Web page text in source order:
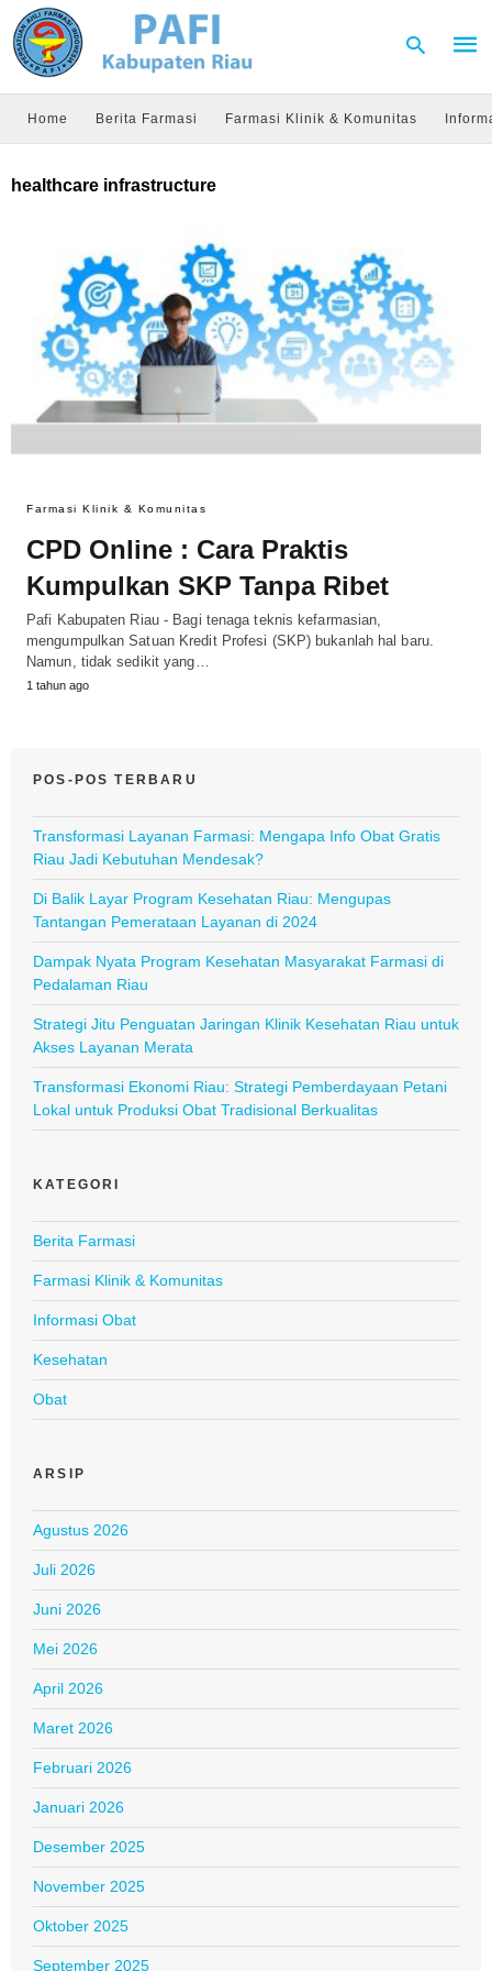
Home Berita Farmasi Farmasi Klinik & Komunitas
healthcare infrastructure
Farmasi Klinik & Komunitas
CPD Online : Cara Praktis
Kumpulkan SKP Tanpa Ribet
Pafi Kabupaten Riau - Bagi tenaga teknis kefarmasian,
mengumpulkan Satuan Kredit Profesi (SKP) bukanlah hal baru.
Namun, tidak sedikit yang…
1 tahun ago
POS-POS TERBARU
Transformasi Layanan Farmasi: Mengapa Info Obat Gratis
Riau Jadi Kebutuhan Mendesak?
Di Balik Layar Program Kesehatan Riau: Mengupas
Tantangan Pemerataan Layanan di 2024
Dampak Nyata Program Kesehatan Masyarakat Farmasi di
Pedalaman Riau
Strategi Jitu Penguatan Jaringan Klinik Kesehatan Riau untuk
Akses Layanan Merata
Transformasi Ekonomi Riau: Strategi Pemberdayaan Petani
Lokal untuk Produksi Obat Tradisional Berkualitas
KATEGORI
Berita Farmasi
Farmasi Klinik & Komunitas
Informasi Obat
Kesehatan
Obat
ARSIP
Agustus 2026
Juli 2026
Juni 2026
Mei 2026
April 2026
Maret 2026
Februari 2026
Januari 2026
Desember 2025
November 2025
Oktober 2025
September 2025